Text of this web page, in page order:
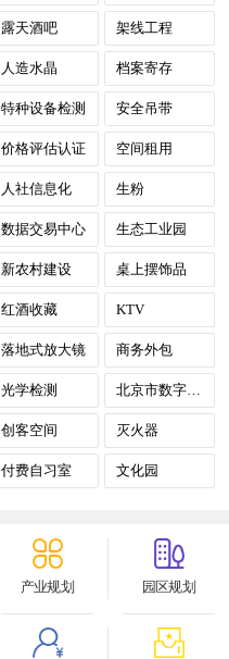
露天酒吧 架线工程
人造水晶 档案寄存
特种设备检测 安全吊带
价格评估认证 空间租用
人社信息化 生粉
数据交易中心 生态工业园
新农村建设 桌上摆饰品
红酒收藏 KTV
落地式放大镜 商务外包
光学检测
创客空间 灭火器
付费自习室 文化园
产业规划 园区规划